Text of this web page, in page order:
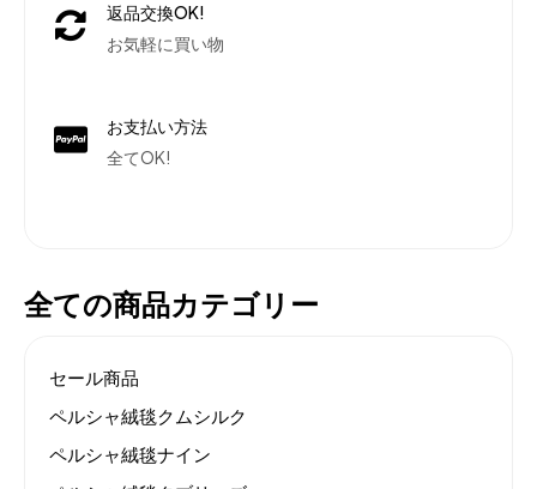
返品交換OK!
お気軽に買い物
お支払い方法
全てOK!
全ての商品カテゴリー
セール商品
ペルシャ絨毯クムシルク
ペルシャ絨毯ナイン